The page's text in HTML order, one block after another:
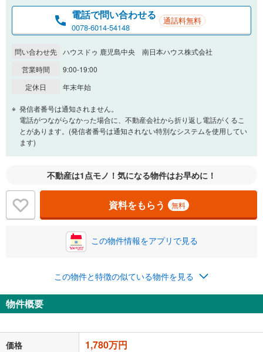
電話で問い合わせる
0078-6014-54148
通話料無料
問い合わせ先 ハウスドゥ 鹿児島中央 南日本ハウス株式会社
営業時間
9:00-19:00
定休日
年末年始
発信者番号は通知されません。
電話がつながらなかった場合に、不動産会社から折り返し電話がくるこ
とがあります。(発信者番号は通知されない特別なシステムを使用してい
ます)
不動産は1点モノ！気になる物件はお早めに！
資料をもらう 無料
この物件情報をアプリで見る
この物件と特徴の似ている物件を見る
物件概要
価格 1,780万円